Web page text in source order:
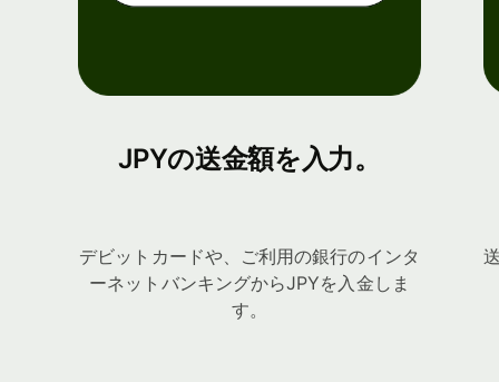
JPYの送金額を入力。
デビットカードや、ご利用の銀行のインタ
ーネットバンキングからJPYを入金しま
す。